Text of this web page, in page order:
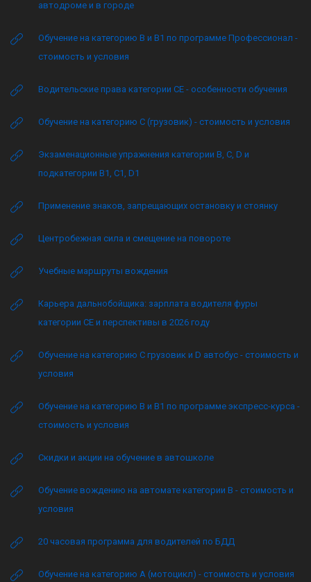
автодроме и в городе
Обучение на категорию B и B1 по программе Профессионал -
стоимость и условия
Водительские права категории CE - особенности обучения
Обучение на категорию C (грузовик) - стоимость и условия
Экзаменационные упражнения категории B, C, D и
подкатегории B1, C1, D1
Применение знаков, запрещающих остановку и стоянку
Центробежная сила и смещение на повороте
Учебные маршруты вождения
Карьера дальнобойщика: зарплата водителя фуры
категории CE и перспективы в 2026 году
Обучение на категорию C грузовик и D автобус - стоимость и
условия
Обучение на категорию B и B1 по программе экспресс-курса -
стоимость и условия
Скидки и акции на обучение в автошколе
Обучение вождению на автомате категории B - стоимость и
условия
20 часовая программа для водителей по БДД
Обучение на категорию А (мотоцикл) - стоимость и условия